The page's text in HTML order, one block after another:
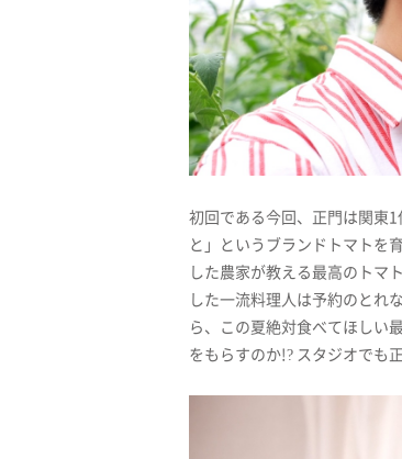
初回である今回、正門は関東
と」というブランドトマトを
した農家が教える最高のトマ
した一流料理人は予約のとれ
ら、この夏絶対食べてほしい
をもらすのか!? スタジオでも